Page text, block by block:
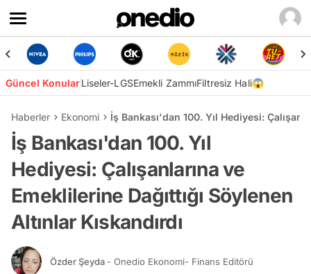
Güncel KonularLiseler-LGSEmekli ZammıFiltresiz Hali😱
Haberler Ekonomi İş Bankası'dan 100. Yıl Hediyesi:
İş Bankası'dan 100. Yıl
Hediyesi: Çalışanlarına ve
Emeklilerine Dağıttığı Söylenen
Altınlar Kıskandırdı
Özder Şeyda - Onedio Ekonomi- Finans Editörü